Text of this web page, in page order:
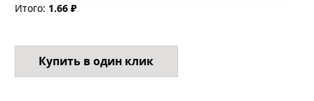
Итого: 1.66 ₽
Купить в один клик